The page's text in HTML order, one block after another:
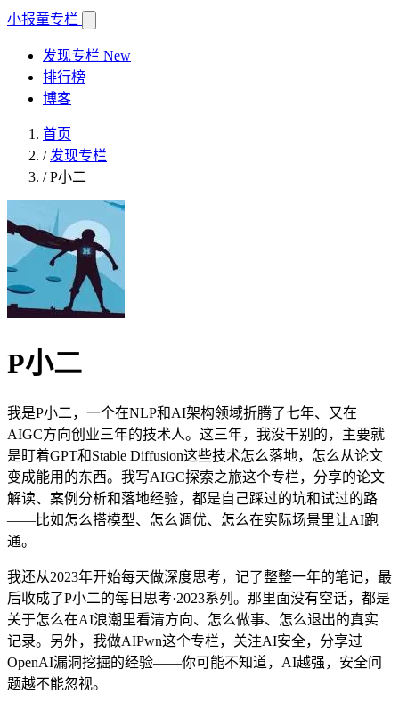
小报童专栏
发现专栏 New
排行榜
博客
首页
/ 发现专栏
/P小二
P小二
我是P小二，一个在NLP和AI架构领域折腾了七年、又在
AIGC方向创业三年的技术人。这三年，我没干别的，主要就
是盯着GPT和Stable Diffusion这些技术怎么落地，怎么从论文
变成能用的东西。我写AIGC探索之旅这个专栏，分享的论文
解读、案例分析和落地经验，都是自己踩过的坑和试过的路
——比如怎么搭模型、怎么调优、怎么在实际场景里让AI跑
通。
我还从2023年开始每天做深度思考，记了整整一年的笔记，最
后收成了P小二的每日思考·2023系列。那里面没有空话，都是
关于怎么在AI浪潮里看清方向、怎么做事、怎么退出的真实
记录。另外，我做AIPwn这个专栏，关注AI安全，分享过
OpenAI漏洞挖掘的经验——你可能不知道，AI越强，安全问
题越不能忽视。